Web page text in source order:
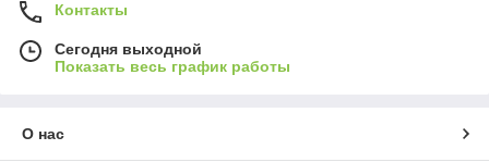
Контакты
Сегодня выходной
Показать весь график работы
О нас